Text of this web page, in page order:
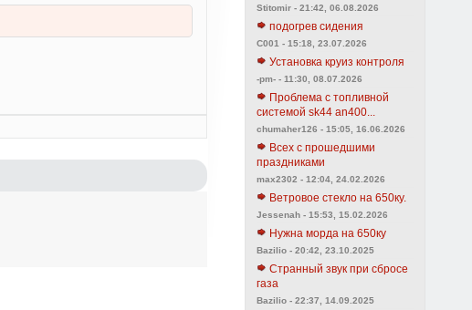
Stitomir - 21:42, 06.08.2026
подогрев сидения
C001 - 15:18, 23.07.2026
Установка круиз контроля
-pm- - 11:30, 08.07.2026
Проблема с топливной
системой sk44 an400...
chumaher126 - 15:05, 16.06.2026
Всех с прошедшими
праздниками
max2302 - 12:04, 24.02.2026
Ветровое стекло на 650ку.
Jessenah - 15:53, 15.02.2026
Нужна морда на 650ку
Bazilio - 20:42, 23.10.2025
Странный звук при сбросе
газа
Bazilio - 22:37, 14.09.2025